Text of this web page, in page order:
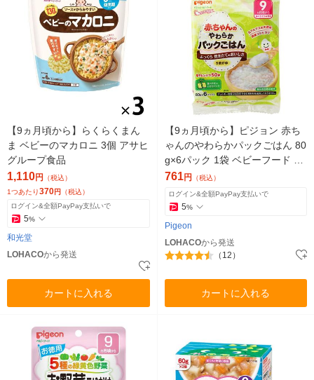
【9ヵ月頃から】らくらくまん
ま ベビーのマカロニ 3個 アサヒ
グループ食品
1,110円 （税込）
1つあたり370円 （税込）
ログイン&全額PayPay支払いで
5%
和光堂
LOHACOから発送
カートに入れる
【9ヵ月頃から】ピジョン 赤ち
ゃんのやわらかパックごはん 80
g×6パック 1袋 ベビーフード 離
乳食 おかゆ
761円 （税込）
ログイン&全額PayPay支払いで
5%
Pigeon
LOHACOから発送
（12）
カートに入れる